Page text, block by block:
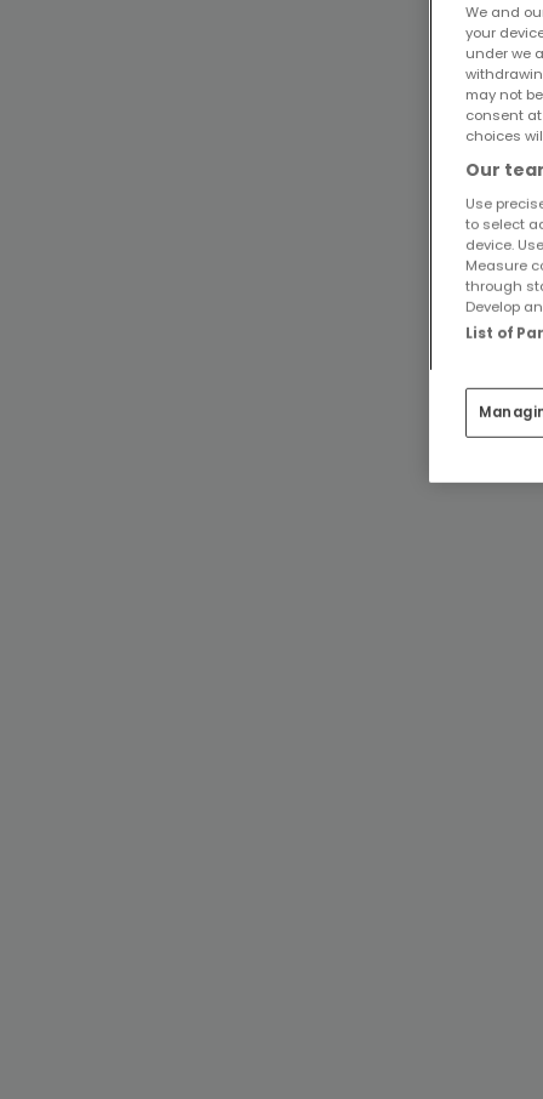
We and
your
under we
may not
consent
choices
Our
Use
to select
device.
Measure
through
Develop
List of